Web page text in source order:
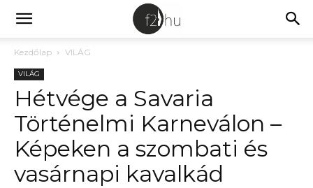
Kezdőlap VILÁG
VILÁG
Hétvége a Savaria
Történelmi Karneválon –
Képeken a szombati és
vasárnapi kavalkád